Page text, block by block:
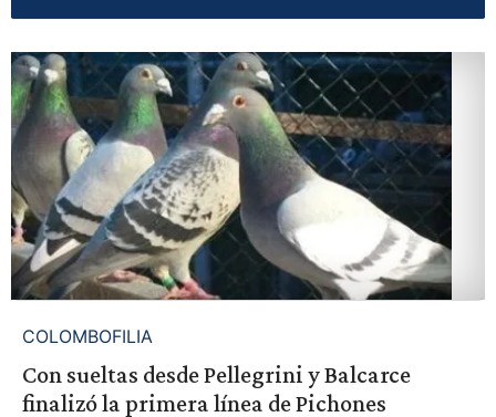
COLOMBOFILIA
Con sueltas desde Pellegrini y Balcarce
finalizó la primera línea de Pichones